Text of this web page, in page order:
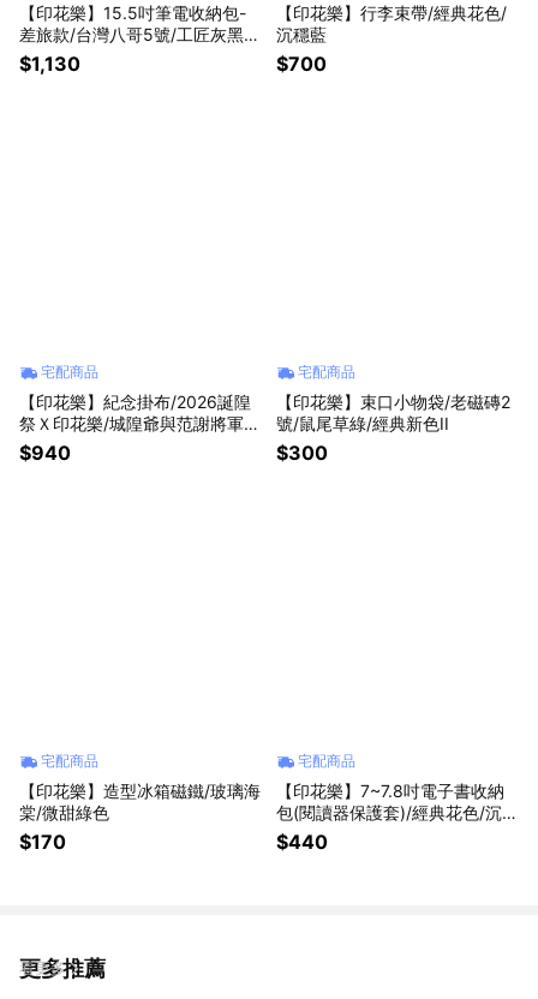
【印花樂】15.5吋筆電收納包-
差旅款/台灣八哥5號/工匠灰黑(1
5、16吋筆電適用)
$1,130
【印花樂】行李束帶/經典花色/
沉穩藍
$700
宅配商品
【印花樂】紀念掛布/2026誕隍
祭Ｘ印花樂/城隍爺與范謝將軍跳
舞
$940
宅配商品
【印花樂】束口小物袋/老磁磚2
號/鼠尾草綠/經典新色II
$300
宅配商品
【印花樂】造型冰箱磁鐵/玻璃海
棠/微甜綠色
$170
宅配商品
【印花樂】7~7.8吋電子書收納
包(閱讀器保護套)/經典花色/沉穩
藍
$440
更多推薦
看更多